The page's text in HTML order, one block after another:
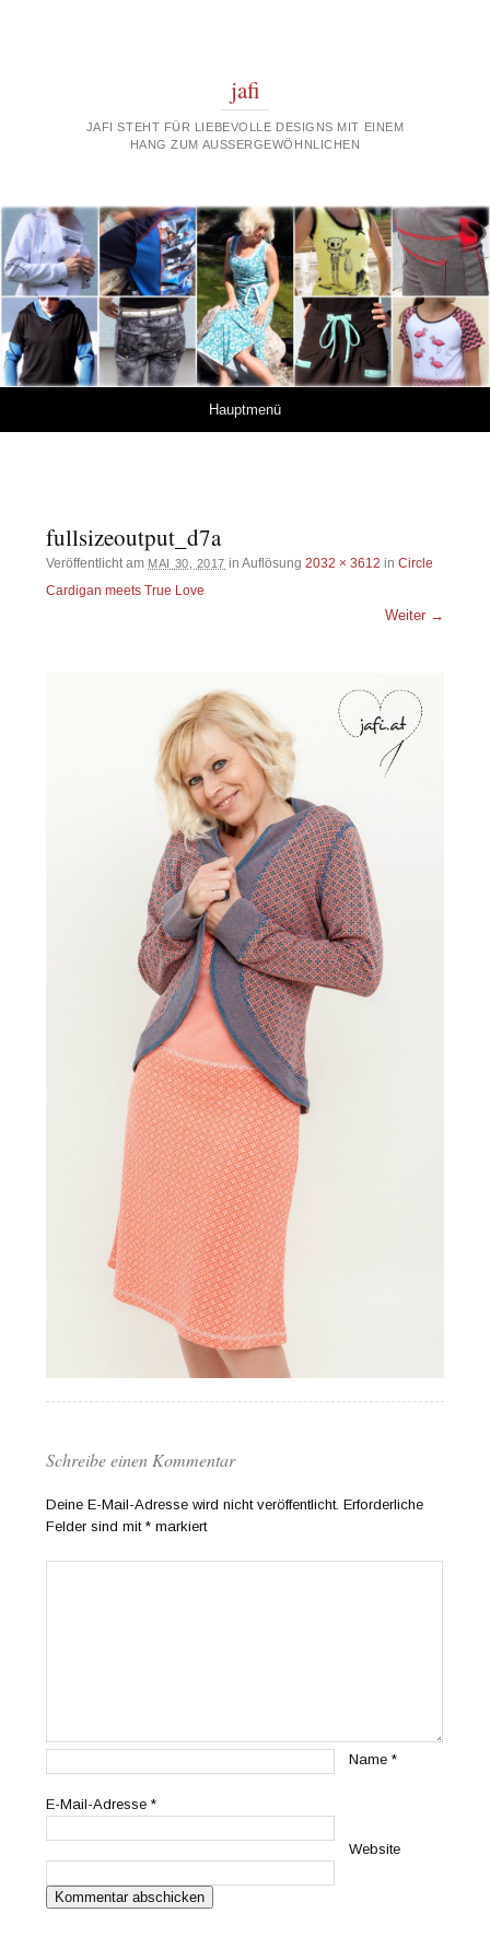
jafi
JAFI STEHT FÜR LIEBEVOLLE DESIGNS MIT EINEM
HANG ZUM AUSSERGEWÖHNLICHEN
Hauptmenü
fullsizeoutput_d7a
Veröffentlicht am MAI 30, 2017 in Auflösung 2032 × 3612 in Circle
Cardigan meets True Love
Weiter →
Schreibe einen Kommentar
Deine E-Mail-Adresse wird nicht veröffentlicht. Erforderliche
Felder sind mit* markiert
Name*
E-Mail-Adresse*
Website